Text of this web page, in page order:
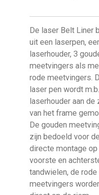
De laser Belt Liner
uit een laserpen,
laserhouder, 3
meetvingers als
rode meetvingers.
laser pen wordt
laserhouder aan de
van het frame
De gouden
zijn bedoeld voor de
directe montage op
voorste en
tandwielen, de rode
meetvingers